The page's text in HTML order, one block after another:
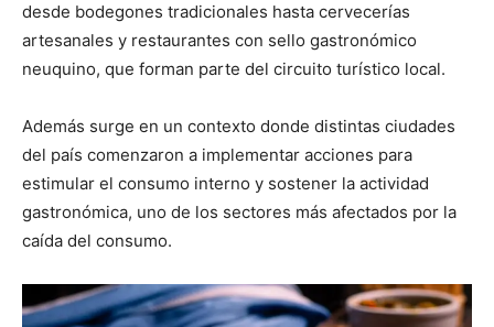
desde bodegones tradicionales hasta cervecerías
artesanales y restaurantes con sello gastronómico
neuquino, que forman parte del circuito turístico local.
Además surge en un contexto donde distintas ciudades
del país comenzaron a implementar acciones para
estimular el consumo interno y sostener la actividad
gastronómica, uno de los sectores más afectados por la
caída del consumo.